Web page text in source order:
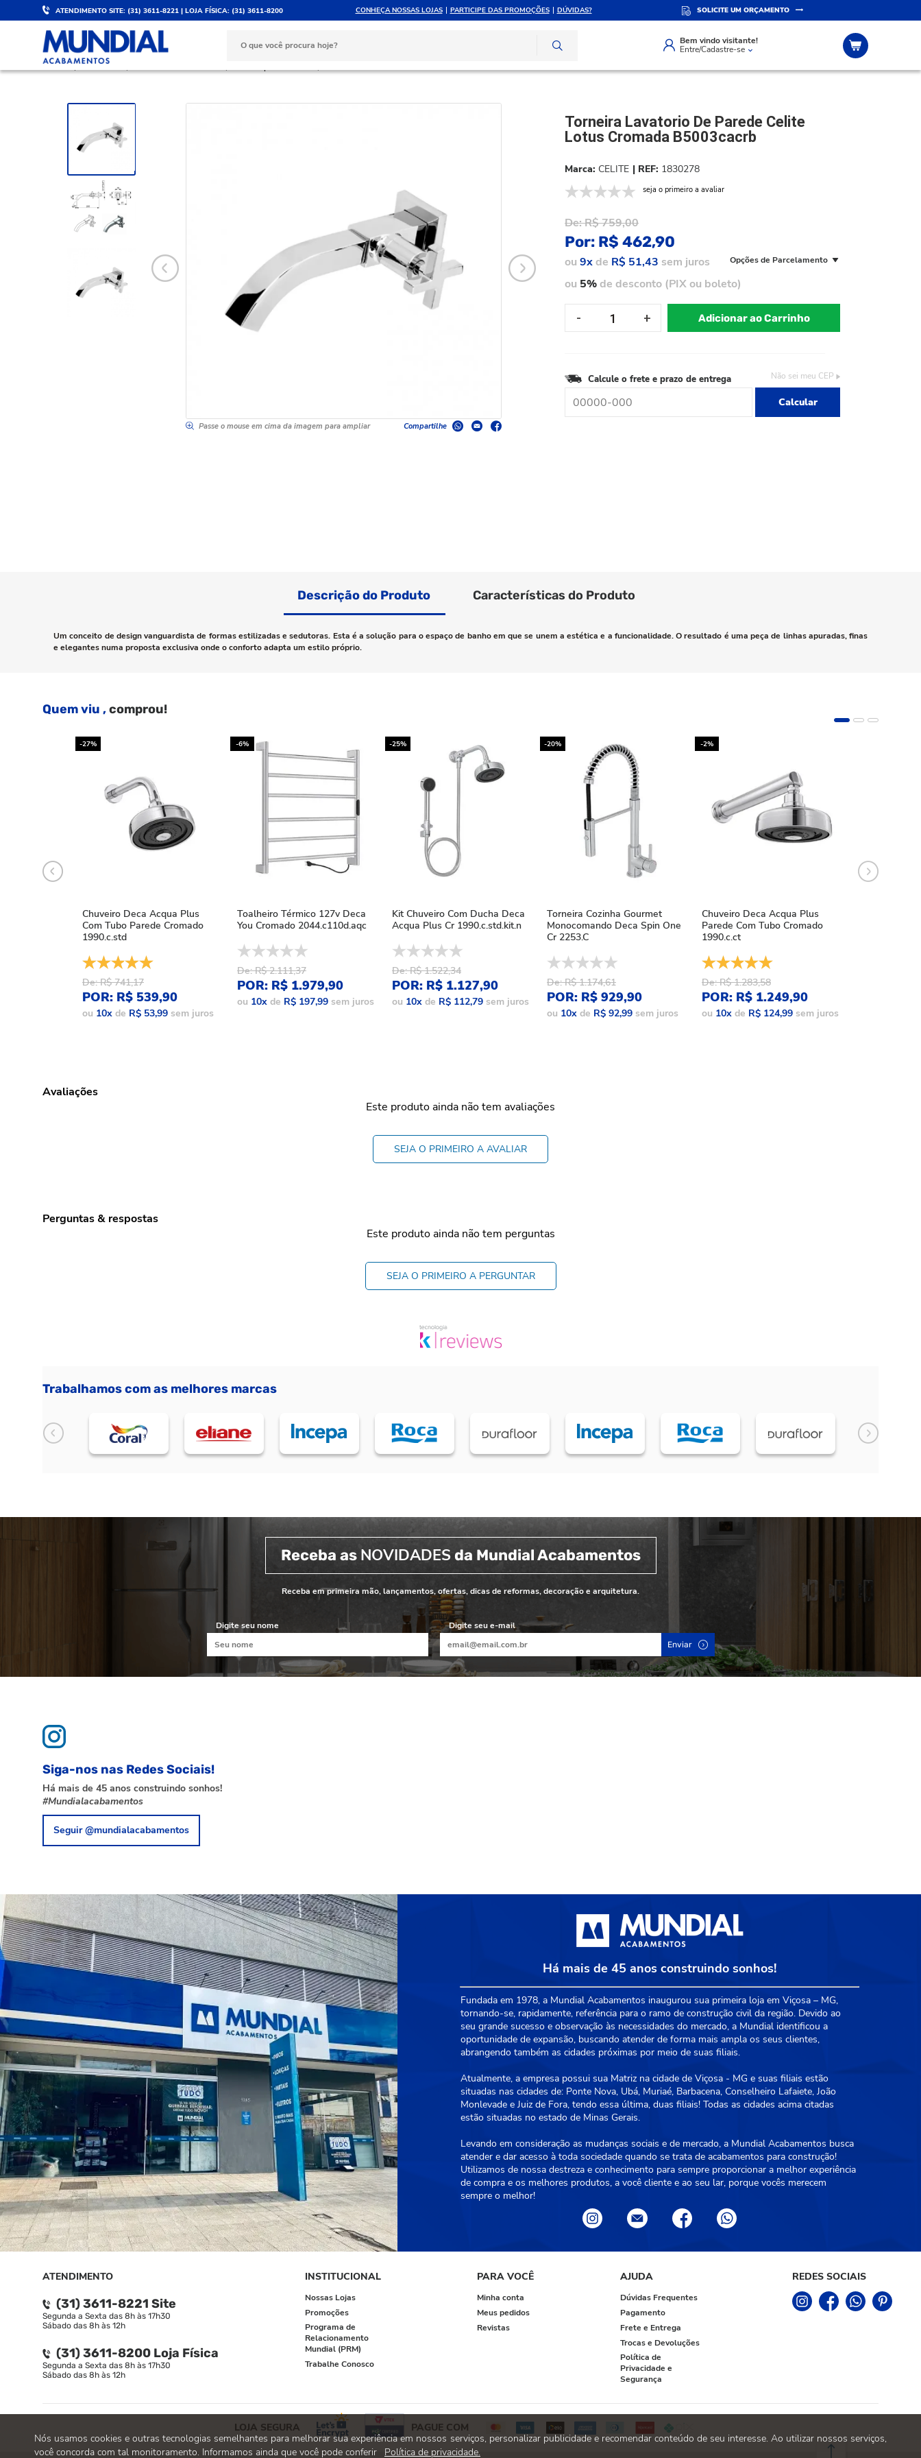
ATENDIMENTO SITE: (31) 3611-8221 | LOJA FÍSICA: (31) 3611-8200 CONHEÇA NOSSAS LOJAS PARTICIPE DAS PROMOÇÕES DÚVIDAS? SOLICITE UM ORÇAMENTO
Bem vindo visitante!
Entre/Cadastre-se
DESCONTO DE 5%
Válido para PIX e boleto
PARCELE ATÉ 10X SEM JUROS ATENDIMENTO PERSONALIZADO ATENDIMENTO PERSONALIZADO
BANHEIRO
Passe o mouse em cima da imagem para ampliar Compartilhe
Torneira Lavatorio De Parede Celite
Lotus Cromada B5003cacrb
CELITE 1830278
seja o primeiro a avaliar
De:R$ 759,00
Por: R$ 462,90
ou 9xde R$ 51,43 sem juros Opções de Parcelamento
ou 5%de desconto (PIX ou boleto)
Adicionar ao Carrinho
Calcule o frete e prazo de entrega Não sei meu CEP
Calcular
Descrição do Produto Características do Produto
Um conceito de design vanguardista de formas estilizadas e sedutoras. Esta é a solução para o espaço de banho em que se unem a estética e a funcionalidade. O resultado é uma peça de linhas apuradas, finas
e elegantes numa proposta exclusiva onde o conforto adapta um estilo próprio.
Quem viu ,comprou!
-27%
Chuveiro Deca Acqua Plus
Com Tubo Parede Cromado
1990.c.std
De: R$ 741,17
POR: R$ 539,90
ou 10x de R$ 53,99 sem juros
-6%
Toalheiro Térmico 127v Deca
You Cromado 2044.c110d.aqc
De: R$ 2.111,37
POR: R$ 1.979,90
ou 10x de R$ 197,99 sem juros
-25%
Kit Chuveiro Com Ducha Deca
Acqua Plus Cr 1990.c.std.kit.n
De: R$ 1.522,34
POR: R$ 1.127,90
ou 10x de R$ 112,79 sem juros
-20%
Torneira Cozinha Gourmet
Monocomando Deca Spin One
Cr 2253.C
De: R$ 1.174,61
POR: R$ 929,90
ou 10x de R$ 92,99 sem juros
-2%
Chuveiro Deca Acqua Plus
Parede Com Tubo Cromado
1990.c.ct
De: R$ 1.283,58
POR: R$ 1.249,90
ou 10x de R$ 124,99 sem juros
Avaliações
Este produto ainda não tem avaliações
SEJA O PRIMEIRO A AVALIAR
Perguntas & respostas
Este produto ainda não tem perguntas
SEJA O PRIMEIRO A PERGUNTAR
Trabalhamos com as melhores marcas
Receba asNOVIDADES da Mundial Acabamentos
Receba em primeira mão, lançamentos, ofertas, dicas de reformas, decoração e arquitetura.
Digite seu nome Digite seu e-mail
Enviar
Siga-nos nas Redes Sociais!
Há mais de 45 anos construindo sonhos!
#Mundialacabamentos
Seguir @mundialacabamentos
Há mais de 45 anos construindo sonhos!
Fundada em 1978, a Mundial Acabamentos inaugurou sua primeira loja em Viçosa – MG,
tornando-se, rapidamente, referência para o ramo de construção civil da região. Devido ao
seu grande sucesso e observação às necessidades do mercado, a Mundial identificou a
oportunidade de expansão, buscando atender de forma mais ampla os seus clientes,
abrangendo também as cidades próximas por meio de suas filiais.
Atualmente, a empresa possui sua Matriz na cidade de Viçosa - MG e suas filiais estão
situadas nas cidades de: Ponte Nova, Ubá, Muriaé, Barbacena, Conselheiro Lafaiete, João
Monlevade e Juiz de Fora, tendo essa última, duas filiais! Todas as cidades acima citadas
estão situadas no estado de Minas Gerais.
Levando em consideração as mudanças sociais e de mercado, a Mundial Acabamentos busca
atender e dar acesso à toda sociedade quando se trata de acabamentos para construção!
Utilizamos de nossa destreza e conhecimento para sempre proporcionar a melhor experiência
de compra e os melhores produtos, a você cliente e ao seu lar, porque vocês merecem
sempre o melhor!
ATENDIMENTO
(31) 3611-8221 Site
Segunda a Sexta das 8h às 17h30
Sábado das 8h às 12h
(31) 3611-8200 Loja Física
Segunda a Sexta das 8h às 17h30
Sábado das 8h às 12h
INSTITUCIONAL
Nossas Lojas
Promoções
Programa de
Relacionamento
Mundial (PRM)
Trabalhe Conosco
PARA VOCÊ
Minha conta
Meus pedidos
Revistas
AJUDA
Dúvidas Frequentes
Pagamento
Frete e Entrega
Trocas e Devoluções
Política de
Privacidade e
Segurança
REDES SOCIAIS
PAGUE COM
LOJA SEGURA
Nós usamos cookies e outras tecnologias semelhantes para melhorar sua experiência em nossos serviços, personalizar publicidade e recomendar conteúdo de seu interesse. Ao utilizar nossos serviços,
você concorda com tal monitoramento. Informamos ainda que você pode conferir
Política de privacidade.